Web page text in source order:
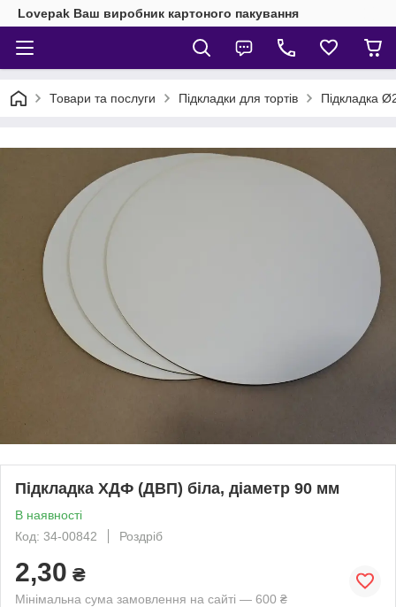
Lovepak Ваш виробник картоного пакування
Товари та послуги Підкладки для тортів Підкладка
Підкладка ХДФ (ДВП) біла, діаметр 90 мм
В наявності
Код: 34-00842
Роздріб
2,30 ₴
Мінімальна сума замовлення на сайті — 600 ₴